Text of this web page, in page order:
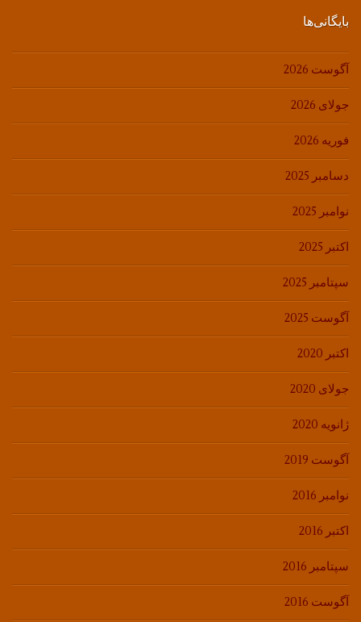
بایگانی‌ها
آگوست 2026
جولای 2026
فوریه 2026
دسامبر 2025
نوامبر 2025
اکتبر 2025
سپتامبر 2025
آگوست 2025
اکتبر 2020
جولای 2020
ژانویه 2020
آگوست 2019
نوامبر 2016
اکتبر 2016
سپتامبر 2016
آگوست 2016